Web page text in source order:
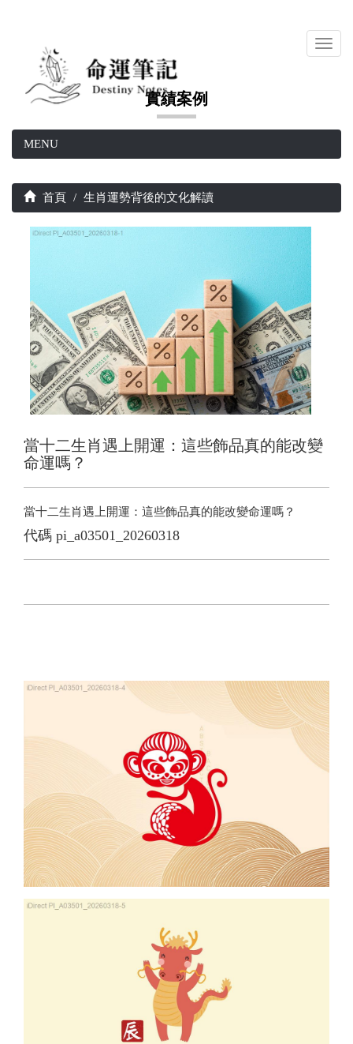
實績案例
MENU
首頁 生肖運勢背後的文化解讀
當十二生肖遇上開運：這些飾品真的能改變
命運嗎？
當十二生肖遇上開運：這些飾品真的能改變命運嗎？
代碼 pi_a03501_20260318